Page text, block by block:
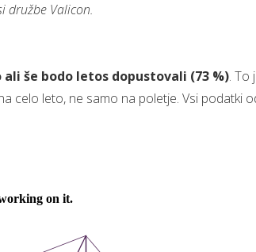
družbe Valicon.
še bodo letos dopustovali (73 %). To
celo leto, ne samo na poletje. Vsi podatki